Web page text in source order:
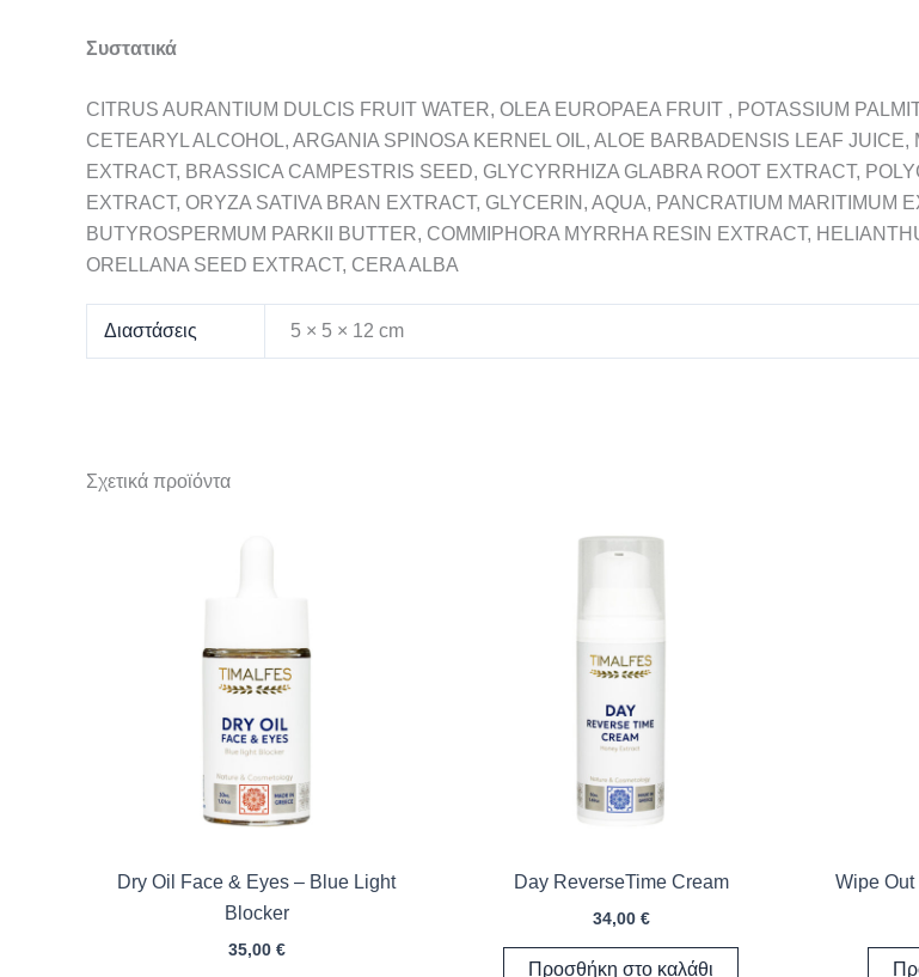
Συστατικά
CITRUS AURANTIUM DULCIS FRUIT WATER, OLEA EUROPAEA FRUIT , POTASSIUM
CETEARYL ALCOHOL, ARGANIA SPINOSA KERNEL OIL, ALOE BARBADENSIS LEAF
EXTRACT, BRASSICA CAMPESTRIS SEED, GLYCYRRHIZA GLABRA ROOT EXTRACT,
EXTRACT, ORYZA SATIVA BRAN EXTRACT, GLYCERIN, AQUA, PANCRATIUM MARITIMUM
BUTYROSPERMUM PARKII BUTTER, COMMIPHORA MYRRHA RESIN EXTRACT,
ORELLANA SEED EXTRACT, CERA ALBA
Διαστάσεις 5 × 5 × 12 cm
Σχετικά προϊόντα
Dry Oil Face & Eyes – Blue Light
Blocker
35,00 €
Day ReverseTime Cream
34,00 €
Προσθήκη στο καλάθι
Wipe